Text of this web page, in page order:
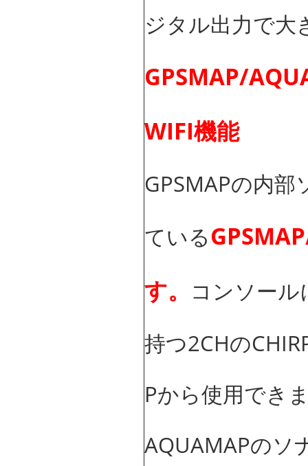
ジタル出力で大
GPSMAP/
WIFI機能
GPSMAPの内
ている
す。 コンソール
持つ2CHの
Pから使用でき
AQUAMAPのソ